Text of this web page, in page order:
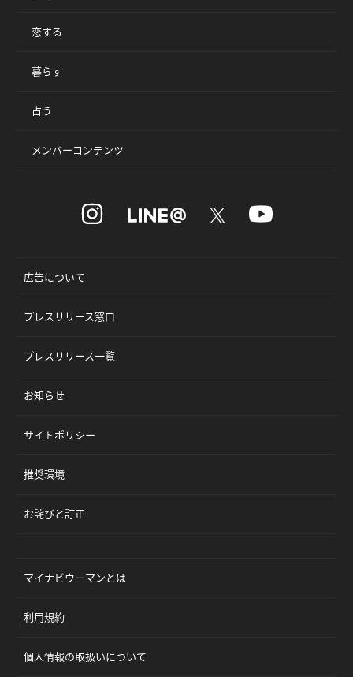
恋する
暮らす
占う
メンバーコンテンツ
広告について
プレスリリース窓口
プレスリリース一覧
お知らせ
サイトポリシー
推奨環境
お詫びと訂正
マイナビウーマンとは
利用規約
個人情報の取扱いについて